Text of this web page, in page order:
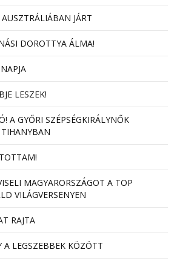
JÁRT
DOROTTYA ÁLMA!
LESZEK!
A GYŐRI SZÉPSÉGKIRÁLYNŐK
MAGYARORSZÁGOT A TOP
VILÁGVERSENYEN
RAJTA
A LEGSZEBBEK KÖZÖTT